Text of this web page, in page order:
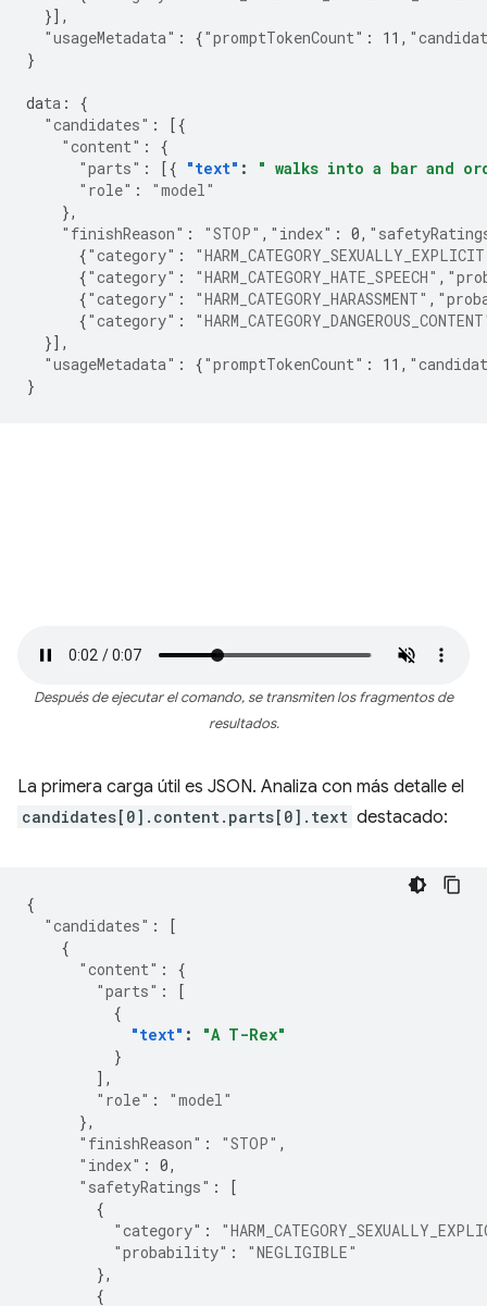
}],
"usageMetadata" : {"promptTokenCount" : 11 ,
}
data :
{
"candidates" :
[{
"content" :
{
"parts" : [{ "text" :
" walks into a bar and
"role" :
"model"
},
"finishReason" : "STOP" , "index" : 0,
{"category" :
{"category" : "HARM_CATEGORY_HATE_SPEECH" ,
{"category" : "HARM_CATEGORY_HARASSMENT" ,
{"category" :
}],
"usageMetadata" : {"promptTokenCount" : 11 ,
}
Después de ejecutar el comando, se transmiten los fragmentos de
resultados.
La primera carga útil es JSON. Analiza con más detalle el
candidates[0].content.parts[0].text destacado:
{
"candidates" :
[
{
"content" :
{
"parts" :
[
{
"text" :
"A T-Rex"
}
],
"role" :
"model"
},
"finishReason" : "STOP" ,
"index" : 0,
"safetyRatings" :
[
{
"category" :
"probability" :
"NEGLIGIBLE"
},
{